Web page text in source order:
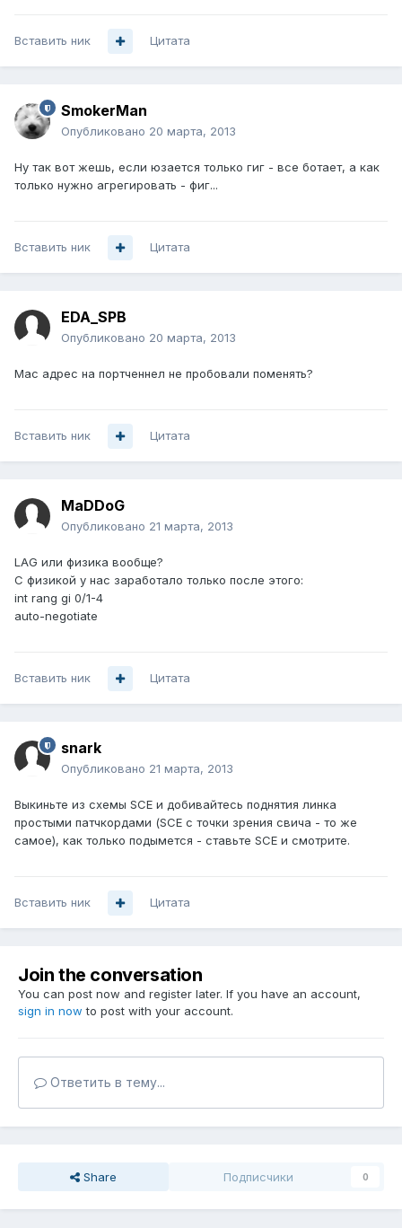
Вставить ник Цитата
SmokerMan
Опубликовано 20 марта, 2013
Ну так вот жешь, если юзается только гиг - все ботает, а как
только нужно агрегировать - фиг...
Вставить ник Цитата
EDA_SPB
Опубликовано 20 марта, 2013
Mac адрес на портченнел не пробовали поменять?
Вставить ник Цитата
MaDDoG
Опубликовано 21 марта, 2013
LAG или физика вообще?
С физикой у нас заработало только после этого:
int rang gi 0/1-4
auto-negotiate
Вставить ник Цитата
snark
Опубликовано 21 марта, 2013
Выкиньте из схемы SCE и добивайтесь поднятия линка
простыми патчкордами (SCE с точки зрения свича - то же
самое), как только подымется - ставьте SCE и смотрите.
Вставить ник Цитата
Join the conversation
You can post now and register later. If you have an account,
sign in now to post with your account.
Ответить в тему...
Share Подписчики 0